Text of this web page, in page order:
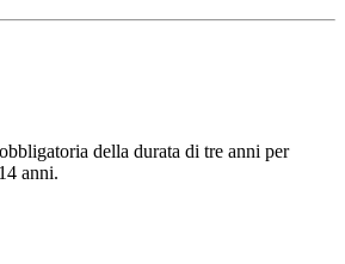
della durata di tre anni per
anni.